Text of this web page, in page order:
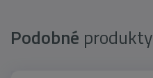
Podobné produkty